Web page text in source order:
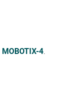
MOBOTIX-4.